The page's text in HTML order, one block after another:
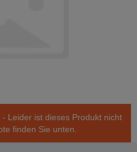
Leider ist dieses Produkt nicht
finden Sie unten.